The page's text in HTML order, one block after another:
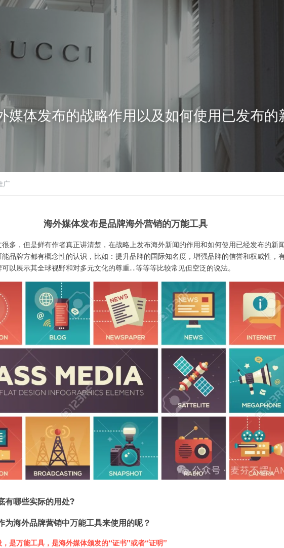
媒体发布的战略作用以及如何使用已发布的
广
海外媒体发布是品牌海外营销的万能工具
多，但是鲜有作者真正讲清楚，在战略上发布海外新闻的作用和如何使用已经发布的新
品牌方都有概念性的认识，比如：提升品牌的国际知名度，增强品牌的信誉和权威性，
以展示其全球视野和对多元文化的尊重....等等等比较常见但空泛的说法。
有哪些实际的用处?
为海外品牌营销中万能工具来使用的呢？
是万能工具，是海外媒体颁发的“证书”或者“证明”